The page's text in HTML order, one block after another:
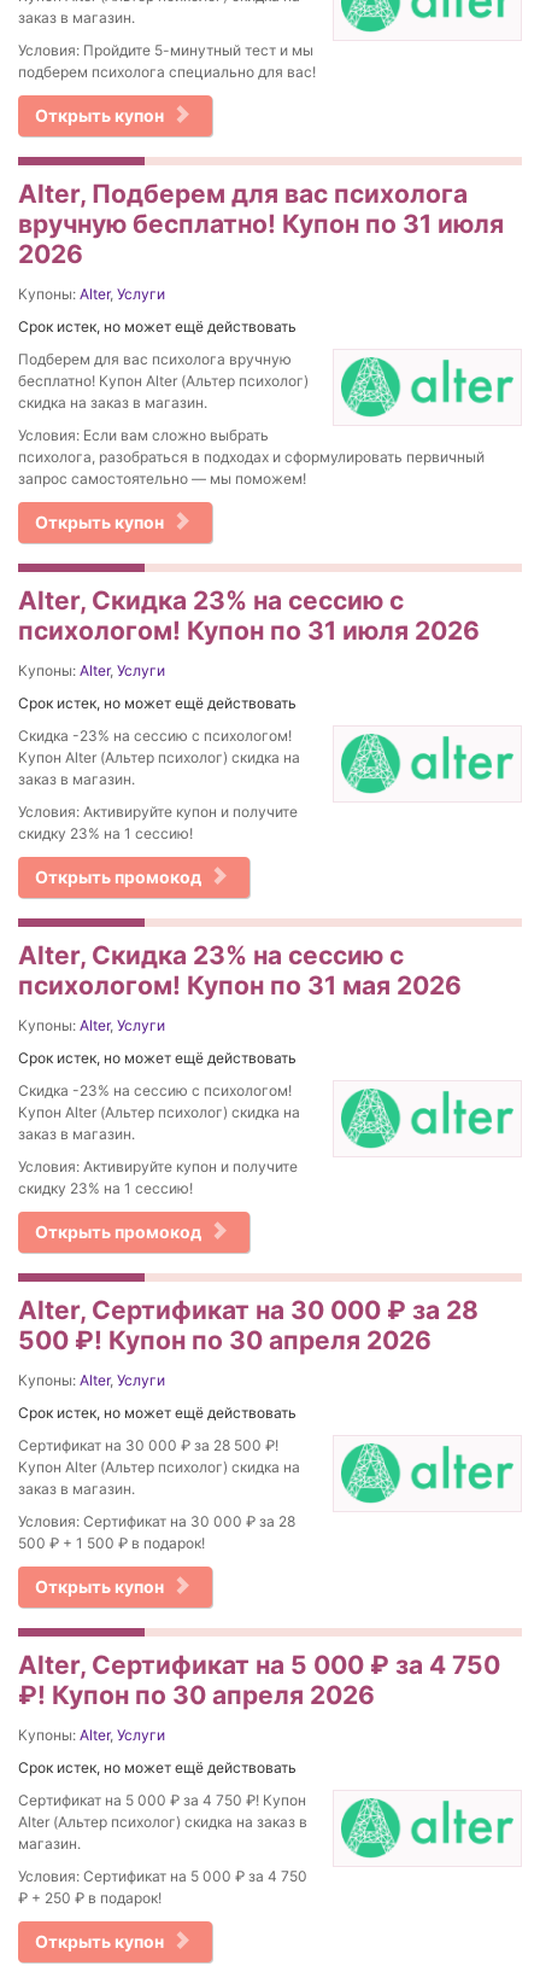
заказ в магазин.
Условия: Пройдите 5-минутный тест и мы
подберем психолога специально для вас!
Открыть купон
Alter, Подберем для вас психолога
вручную бесплатно! Купон по 31 июля
2026
Купоны: Alter, Услуги
Срок истек, но может ещё действовать
Подберем для вас психолога вручную
бесплатно! Купон Alter (Альтер психолог)
скидка на заказ в магазин.
Условия: Если вам сложно выбрать
психолога, разобраться в подходах и сформулировать первичный
запрос самостоятельно — мы поможем!
Открыть купон
Alter, Скидка 23% на сессию с
психологом! Купон по 31 июля 2026
Купоны: Alter, Услуги
Срок истек, но может ещё действовать
Скидка -23% на сессию с психологом!
Купон Alter (Альтер психолог) скидка на
заказ в магазин.
Условия: Активируйте купон и получите
скидку 23% на 1 сессию!
Открыть промокод
Alter, Скидка 23% на сессию с
психологом! Купон по 31 мая 2026
Купоны: Alter, Услуги
Срок истек, но может ещё действовать
Скидка -23% на сессию с психологом!
Купон Alter (Альтер психолог) скидка на
заказ в магазин.
Условия: Активируйте купон и получите
скидку 23% на 1 сессию!
Открыть промокод
Alter, Сертификат на 30 000 ₽ за 28
500 ₽! Купон по 30 апреля 2026
Купоны: Alter, Услуги
Срок истек, но может ещё действовать
Сертификат на 30 000 ₽ за 28 500 ₽!
Купон Alter (Альтер психолог) скидка на
заказ в магазин.
Условия: Сертификат на 30 000 ₽ за 28
500 ₽ + 1 500 ₽ в подарок!
Открыть купон
Alter, Сертификат на 5 000 ₽ за 4 750
₽! Купон по 30 апреля 2026
Купоны: Alter, Услуги
Срок истек, но может ещё действовать
Сертификат на 5 000 ₽ за 4 750 ₽! Купон
Alter (Альтер психолог) скидка на заказ в
магазин.
Условия: Сертификат на 5 000 ₽ за 4 750
₽ + 250 ₽ в подарок!
Открыть купон